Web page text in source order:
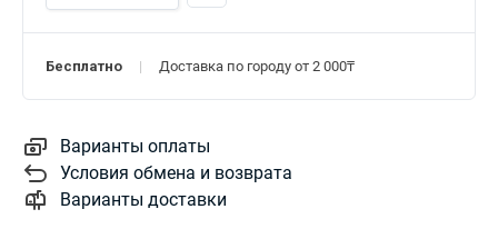
Бесплатно Доставка по городу от 2 000₸
Варианты оплаты
Условия обмена и возврата
Варианты доставки